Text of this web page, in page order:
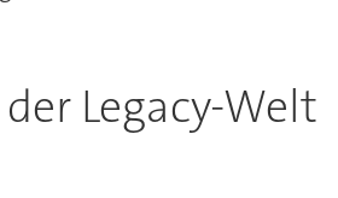
Legacy-Welt